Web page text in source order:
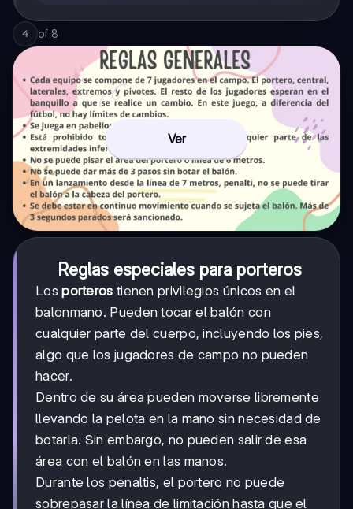
4 of 8
Ver
Reglas especiales para porteros
Losporteros tienen privilegios únicos en el
balonmano. Pueden tocar el balón con
cualquier parte del cuerpo, incluyendo los pies,
algo que los jugadores de campo no pueden
hacer.
Dentro de su área pueden moverse libremente
llevando la pelota en la mano sin necesidad de
botarla. Sin embargo, no pueden salir de esa
área con el balón en las manos.
Durante los penaltis, el portero no puede
sobrepasar la línea de limitación hasta que el